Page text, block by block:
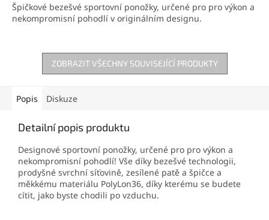
Špičkové bezešvé sportovní ponožky, určené pro pro výkon a
nekompromisní pohodlí v originálním designu.
ZOBRAZIT VŠECHNY SOUVISEJÍCÍ PRODUKTY
Popis Diskuze
Detailní popis produktu
Designové sportovní ponožky, určené pro pro výkon a
nekompromisní pohodlí! Vše díky bezešvé technologii,
prodyšné svrchní síťovině, zesílené patě a špičce a
měkkému materiálu PolyLon36, díky kterému se budete
cítit, jako byste chodili po vzduchu.